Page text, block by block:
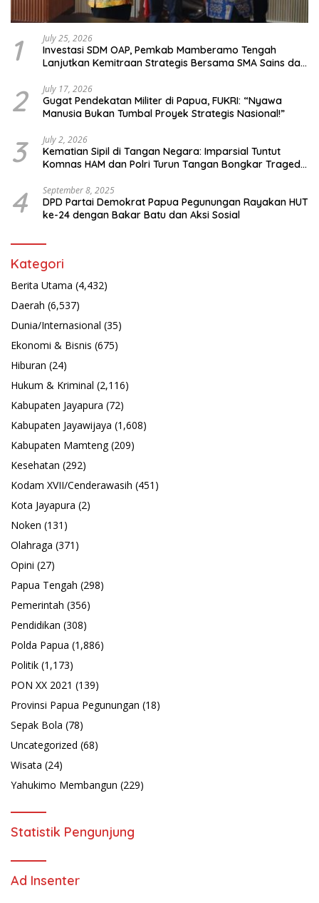
1 July 25, 2026
Investasi SDM OAP, Pemkab Mamberamo Tengah
Lanjutkan Kemitraan Strategis Bersama SMA Sains dan
2 July 17, 2026
Gugat Pendekatan Militer di Papua, FUKRI: “Nyawa
Manusia Bukan Tumbal Proyek Strategis Nasional!”
3 July 2, 2026
Kematian Sipil di Tangan Negara: Imparsial Tuntut
Komnas HAM dan Polri Turun Tangan Bongkar Tragedi
4 September 8, 2025
DPD Partai Demokrat Papua Pegunungan Rayakan HUT
ke-24 dengan Bakar Batu dan Aksi Sosial
Kategori
Berita Utama (4,432)
Daerah (6,537)
Dunia/Internasional (35)
Ekonomi & Bisnis (675)
Hiburan (24)
Hukum & Kriminal (2,116)
Kabupaten Jayapura (72)
Kabupaten Jayawijaya (1,608)
Kabupaten Mamteng(209)
Kesehatan (292)
Kodam XVII/Cenderawasih (451)
Kota Jayapura (2)
Noken (131)
Olahraga (371)
Opini (27)
Papua Tengah (298)
Pemerintah (356)
Pendidikan (308)
Polda Papua (1,886)
Politik (1,173)
PON XX 2021 (139)
Provinsi Papua Pegunungan (18)
Sepak Bola (78)
Uncategorized (68)
Wisata (24)
Yahukimo Membangun (229)
Statistik Pengunjung
Ad Insenter